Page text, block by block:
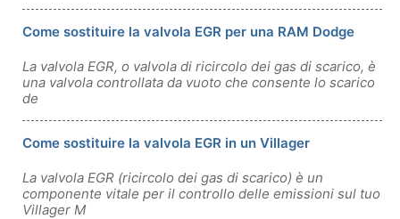
Come sostituire la valvola EGR per una RAM Dodge
La valvola EGR, o valvola di ricircolo dei gas di scarico, è
una valvola controllata da vuoto che consente lo scarico
de
Come sostituire la valvola EGR in un Villager
La valvola EGR (ricircolo dei gas di scarico) è un
componente vitale per il controllo delle emissioni sul tuo
Villager M